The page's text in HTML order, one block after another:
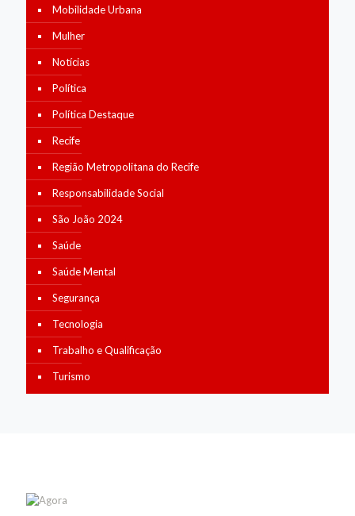
Mobilidade Urbana
Mulher
Notícias
Política
Política Destaque
Recife
Região Metropolitana do Recife
Responsabilidade Social
São João 2024
Saúde
Saúde Mental
Segurança
Tecnologia
Trabalho e Qualificação
Turismo